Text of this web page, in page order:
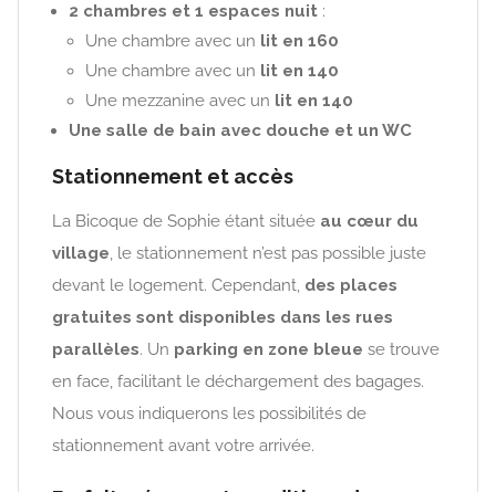
2 chambres et 1 espaces nuit :
Une chambre avec un lit en 160
Une chambre avec un lit en 140
Une mezzanine avec un lit en 140
Une salle de bain avec douche et un WC
Stationnement et accès
La Bicoque de Sophie étant située au cœur du
village, le stationnement n’est pas possible juste
devant le logement. Cependant, des places
gratuites sont disponibles dans les rues
parallèles. Un parking en zone bleue se trouve
en face, facilitant le déchargement des bagages.
Nous vous indiquerons les possibilités de
stationnement avant votre arrivée.